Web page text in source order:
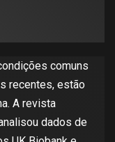
comuns
recentes, estão
A revista
dados de